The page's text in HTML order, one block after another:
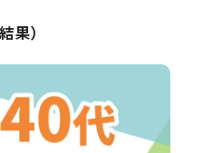
果）